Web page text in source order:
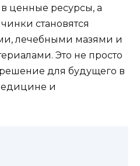
ценные ресурсы, а
становятся
лечебными мазями и
Это не просто
для будущего в
и